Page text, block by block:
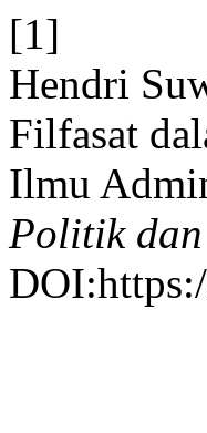
[1]
Hendri
Filfasat
Ilmu
Politik